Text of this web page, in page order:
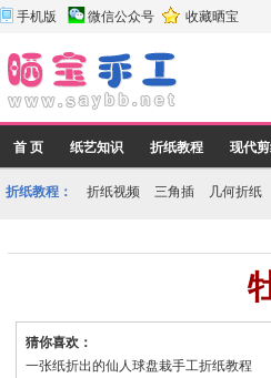
手机版 微信公众号 收藏晒宝
首 页 纸艺知识 折纸教程 现代
折纸教程： 折纸视频 三角插 几何折纸
猜你喜欢：
一张纸折出的仙人球盘栽手工折纸教程